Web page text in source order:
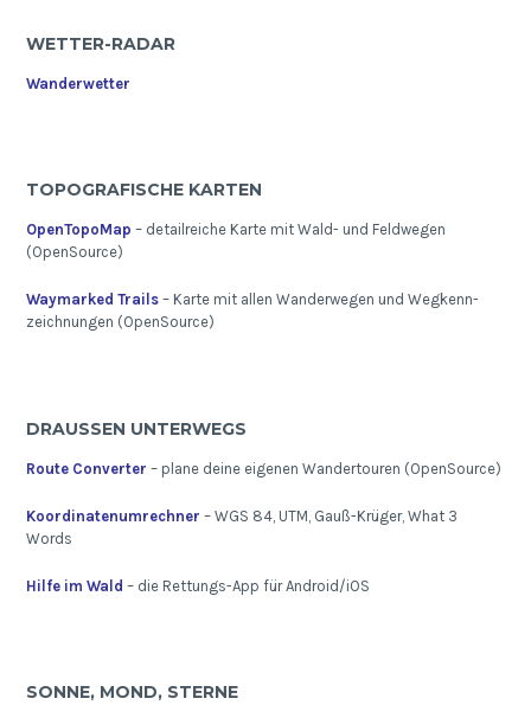
WETTER-RADAR
Wanderwetter
TOPOGRAFISCHE KARTEN
OpenTopoMap – detailreiche Karte mit Wald- und Feldwegen
(OpenSource)
Waymarked Trails – Karte mit allen Wanderwegen und Wegkenn-
zeichnungen (OpenSource)
DRAUSSEN UNTERWEGS
Route Converter – plane deine eigenen Wandertouren (OpenSource)
Koordinatenumrechner – WGS 84, UTM, Gauß-Krüger, What 3
Words
Hilfe im Wald – die Rettungs-App für Android/iOS
SONNE, MOND, STERNE